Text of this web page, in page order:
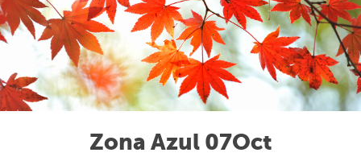
Zona Azul 07Oct